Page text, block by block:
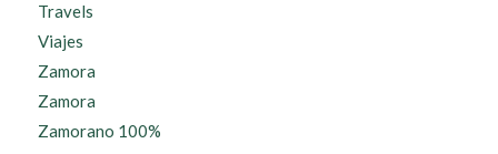
Travels
Viajes
Zamora
Zamora
Zamorano 100%